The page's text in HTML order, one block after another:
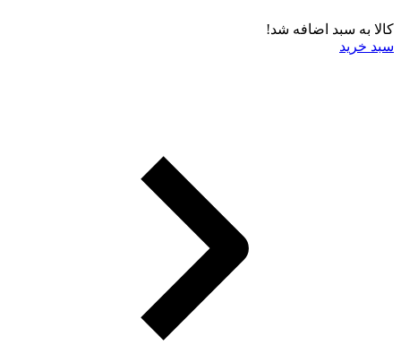
کالا به سبد اضافه شد!
سبد خرید